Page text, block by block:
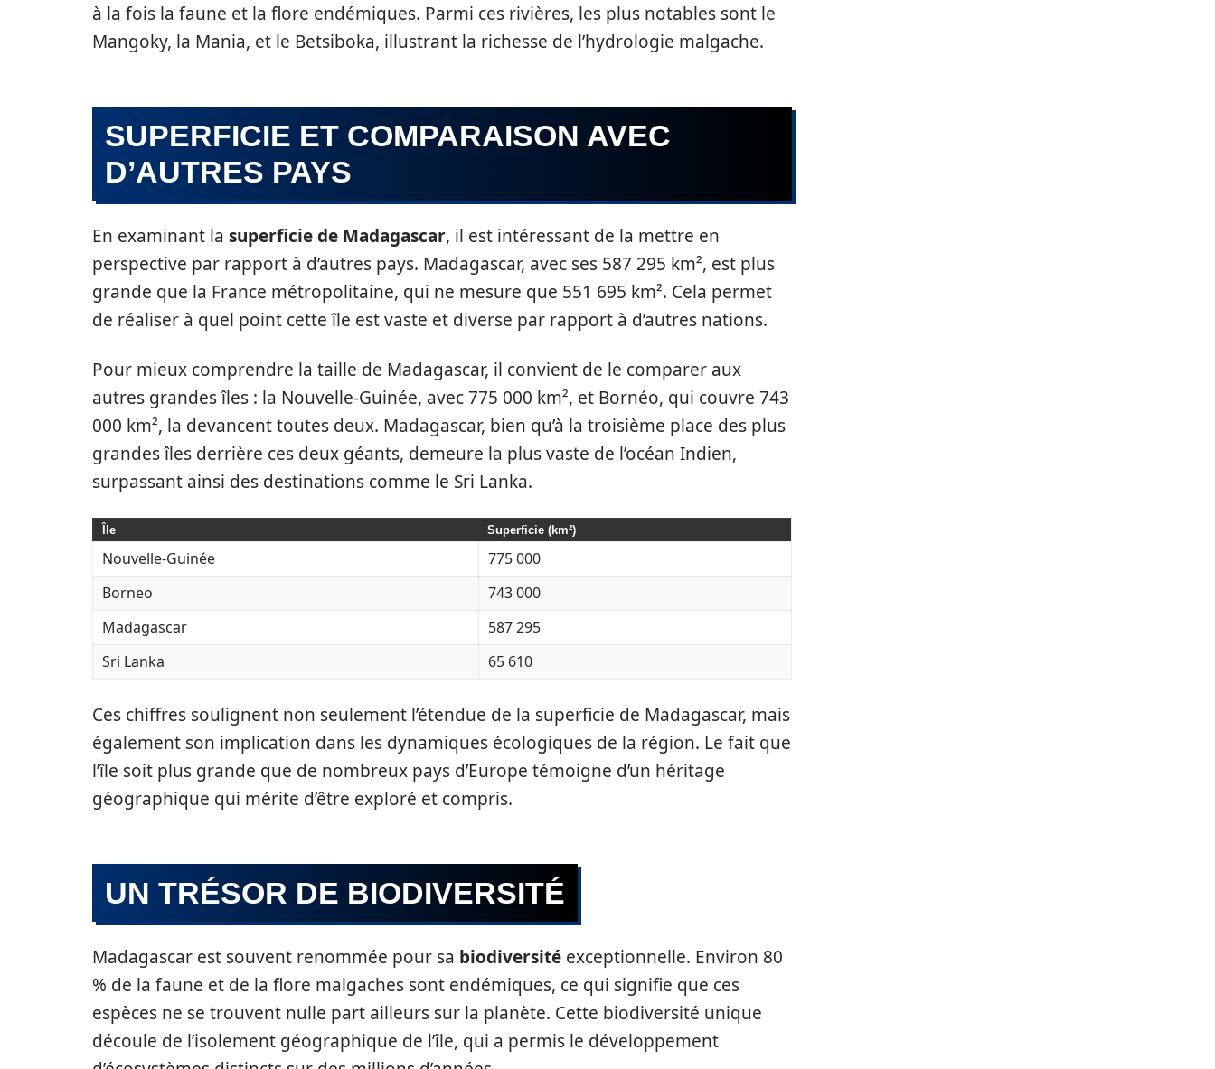
à la fois la faune et la flore endémiques. Parmi ces rivières, les plus notables sont le
Mangoky, la Mania, et le Betsiboka, illustrant la richesse de l’hydrologie malgache.
SUPERFICIE ET COMPARAISON AVEC
D’AUTRES PAYS
En examinant la superficie de Madagascar, il est intéressant de la mettre en
perspective par rapport à d’autres pays. Madagascar, avec ses 587 295 km², est plus
grande que la France métropolitaine, qui ne mesure que 551 695 km². Cela permet
de réaliser à quel point cette île est vaste et diverse par rapport à d’autres nations.
Pour mieux comprendre la taille de Madagascar, il convient de le comparer aux
autres grandes îles : la Nouvelle-Guinée, avec 775 000 km², et Bornéo, qui couvre 743
000 km², la devancent toutes deux. Madagascar, bien qu’à la troisième place des plus
grandes îles derrière ces deux géants, demeure la plus vaste de l’océan Indien,
surpassant ainsi des destinations comme le Sri Lanka.
Île Superficie (km²)
Nouvelle-Guinée
775 000
Borneo
743 000
Madagascar
587 295
Sri Lanka
65 610
Ces chiffres soulignent non seulement l’étendue de la superficie de Madagascar, mais
également son implication dans les dynamiques écologiques de la région. Le fait que
l’île soit plus grande que de nombreux pays d’Europe témoigne d’un héritage
géographique qui mérite d’être exploré et compris.
UN TRÉSOR DE BIODIVERSITÉ
Madagascar est souvent renommée pour sa biodiversité exceptionnelle. Environ 80
% de la faune et de la flore malgaches sont endémiques, ce qui signifie que ces
espèces ne se trouvent nulle part ailleurs sur la planète. Cette biodiversité unique
découle de l’isolement géographique de l’île, qui a permis le développement